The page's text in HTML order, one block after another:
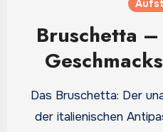
Bruschetta
frischen
Das Bruschetta: Der
der italienischen